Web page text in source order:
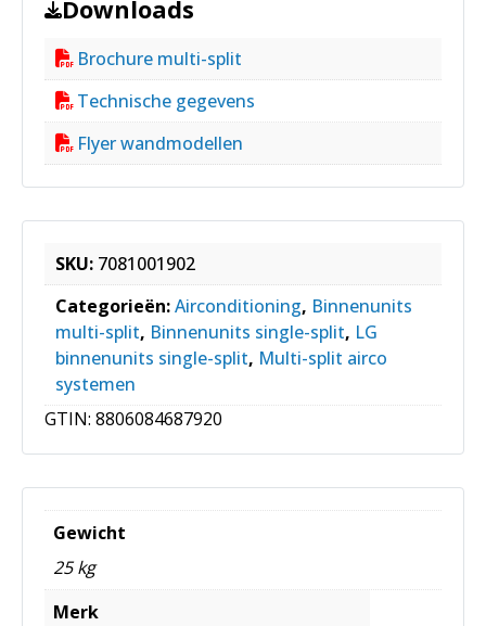
Downloads
Brochure multi-split
Technische gegevens
Flyer wandmodellen
SKU: 7081001902
Categorieën:Airconditioning, Binnenunits
multi-split, Binnenunits single-split, LG
binnenunits single-split, Multi-split airco
systemen
GTIN: 8806084687920
Gewicht
25 kg
Merk